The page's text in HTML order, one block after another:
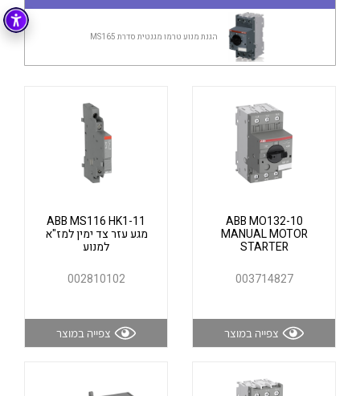
רובוטיקה ואוטומציה תעשייתית
זיווד קופסאות וארונות לחשמל, בקרה ואלקטרוניקה
פתרונות וציוד לסביבה נפיצה EX
מטענים לרכב חשמלי
לכל מוצרי היצרן
לכל מוצרי היצרן לכל מוצרי היצרן
הגנת מנוע טרמו מגנטית סדרת MS165
ABB MO132-10
MANUAL MOTOR
STARTER
003714827
צפייה במוצר
ABB MS116 HK1-11
מגע עזר צד ימין למז"א
למנוע
002810102
צפייה במוצר